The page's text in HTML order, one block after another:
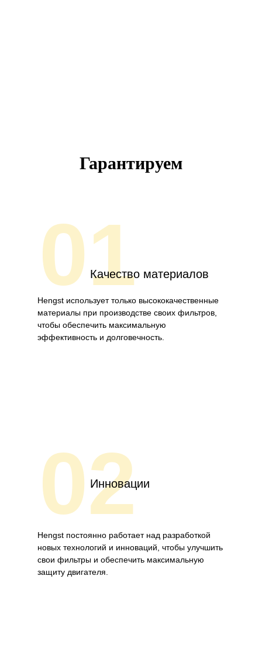
Гарантируем
01Качество материалов
Hengst использует только высококачественные
материалы при производстве своих фильтров,
чтобы обеспечить максимальную
эффективность и долговечность.
02
Инновации
Hengst постоянно работает над разработкой
новых технологий и инноваций, чтобы улучшить
свои фильтры и обеспечить максимальную
защиту двигателя.